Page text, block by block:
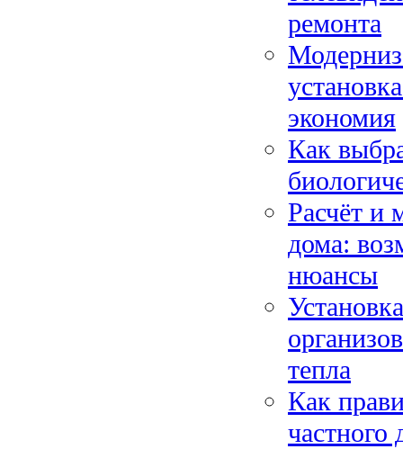
ремонта
экономия
Как
Расчёт и
дома:
нюансы
тепла
Как
частного